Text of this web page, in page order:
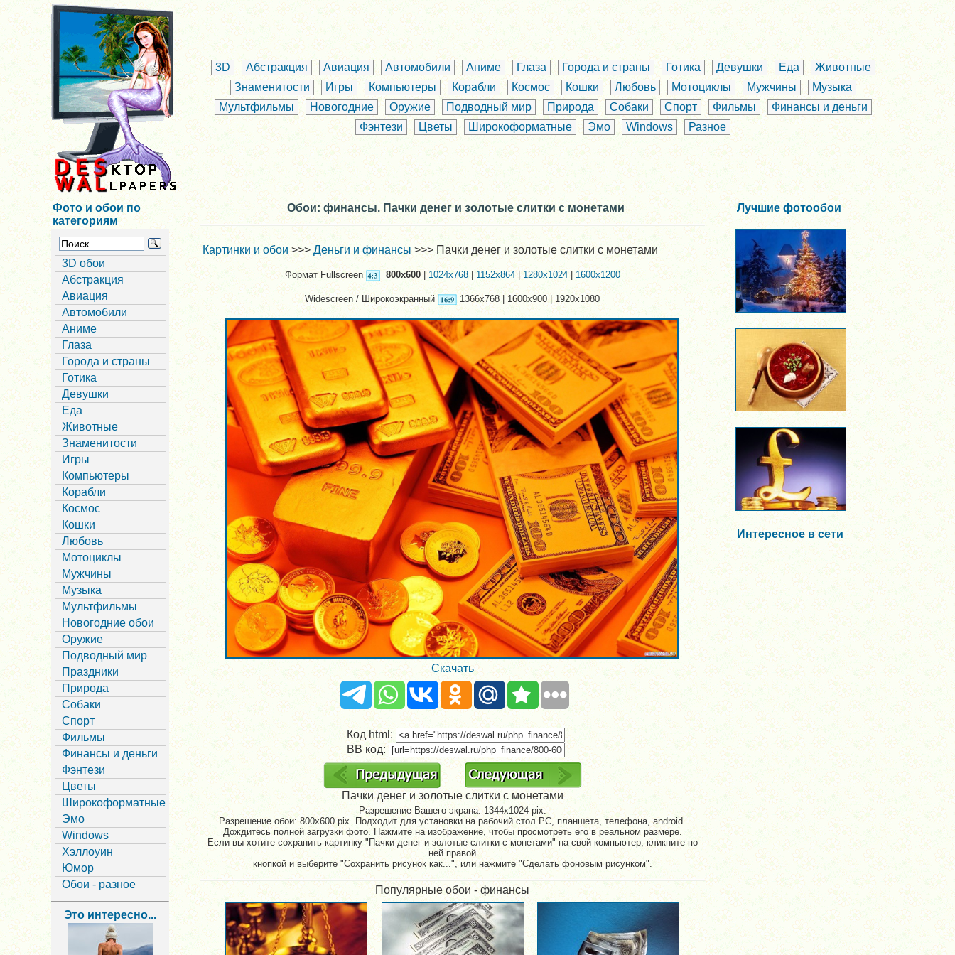
3D Абстракция Авиация Автомобили Аниме Глаза Города и страны Готика Девушки Еда
Животные
Знаменитости
Игры Компьютеры Корабли Космос Кошки Любовь Мотоциклы Мужчины
Музыка
Мультфильмы
Новогодние Оружие Подводный мир Природа Собаки Спорт Фильмы
Финансы и деньги
Фэнтези
Цветы Широкоформатные Эмо Windows Разное
Фото и обои по
категориям
3D обои
Абстракция
Авиация
Автомобили
Аниме
Глаза
Города и страны
Готика
Девушки
Еда
Животные
Знаменитости
Игры
Компьютеры
Корабли
Космос
Кошки
Любовь
Мотоциклы
Мужчины
Музыка
Мультфильмы
Новогодние обои
Оружие
Подводный мир
Праздники
Природа
Собаки
Спорт
Фильмы
Финансы и деньги
Фэнтези
Цветы
Широкоформатные
Эмо
Windows
Хэллоуин
Юмор
Обои - разное
Это интересно...
Обои: финансы. Пачки денег и золотые слитки с монетами
Картинки и обои>>>Деньги и финансы>>> Пачки денег и золотые слитки с монетами
Формат Fullscreen 800x600|1024x768|1152x864|1280x1024| 1600x1200
Widescreen / Широкоэкранный 1366x768 | 1600x900 | 1920x1080
Скачать
Код html:
BB код:
Пачки денег и золотые слитки с монетами
Разрешение Вашего экрана:1344x1024 pix.
Разрешение обои: 800x600 pix. Подходит для установки на рабочий стол PC, планшета, телефона, android.
Дождитесь полной загрузки фото. Нажмите на изображение, чтобы просмотреть его в реальном размере.
Если вы хотите сохранить картинку "Пачки денег и золотые слитки с монетами" на свой компьютер, кликните по
ней правой
кнопкой и выберите "Сохранить рисунок как...", или нажмите "Сделать фоновым рисунком".
Популярные обои - финансы
Лучшие фотообои
Интересное в сети